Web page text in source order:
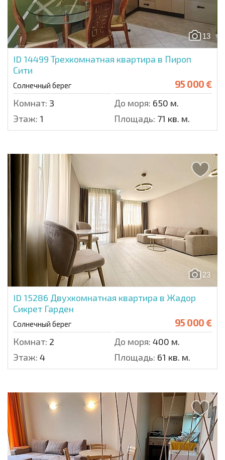
13
ID 14499 Трехкомнатная квартира в Пироп
Сити
Солнечный берег 95 000 €
Комнат: 3 До моря: 650 м.
Этаж: 1 Площадь: 71 кв. м.
23
ID 15286 Двухкомнатная квартира в Жадор
Сикрет Гарден
Солнечный берег 95 000 €
Комнат: 2 До моря: 400 м.
Этаж: 4 Площадь: 61 кв. м.